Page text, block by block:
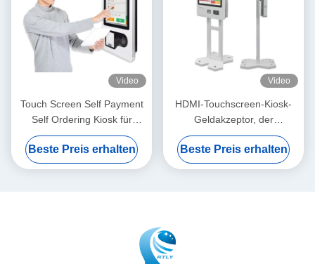
Video
Touch Screen Self Payment
Self Ordering Kiosk für
McDonald's KFC Restaurant
Beste Preis erhalten
Video
HDMI-Touchscreen-Kiosk-
Geldakzeptor, der
Selbstbedienungs-
Zahlungsautomat bestellt
Beste Preis erhalten